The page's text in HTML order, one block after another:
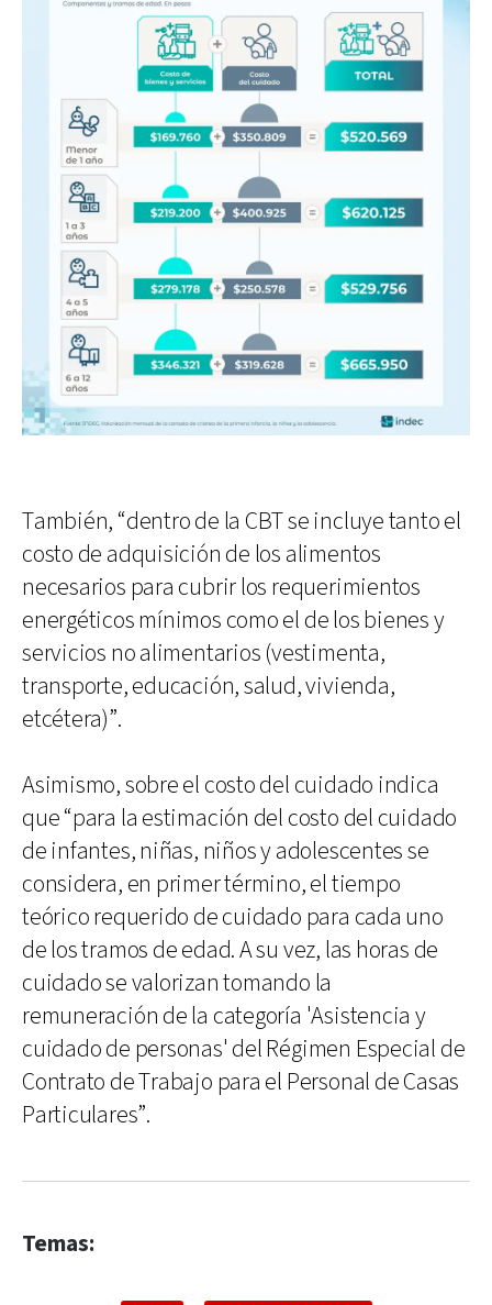
También, “dentro de la CBT se incluye tanto el
costo de adquisición de los alimentos
necesarios para cubrir los requerimientos
energéticos mínimos como el de los bienes y
servicios no alimentarios (vestimenta,
transporte, educación, salud, vivienda,
etcétera)”.
Asimismo, sobre el costo del cuidado indica
que “para la estimación del costo del cuidado
de infantes, niñas, niños y adolescentes se
considera, en primer término, el tiempo
teórico requerido de cuidado para cada uno
de los tramos de edad. A su vez, las horas de
cuidado se valorizan tomando la
remuneración de la categoría 'Asistencia y
cuidado de personas' del Régimen Especial de
Contrato de Trabajo para el Personal de Casas
Particulares”.
Temas: